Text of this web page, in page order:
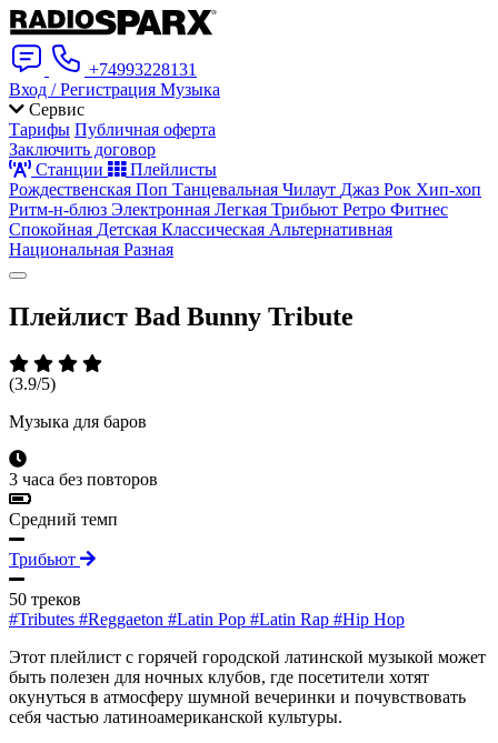
+74993228131
Вход / Регистрация Музыка
Сервис
Тарифы Публичная оферта
Заключить договор
Станции
Плейлисты
Рождественская Поп Танцевальная Чилаут Джаз Рок Хип-хоп
Ритм-н-блюз Электронная Легкая Трибьют Ретро Фитнес
Спокойная Детская Классическая Альтернативная
Национальная Разная
Плейлист Bad Bunny Tribute
(3.9/5)
Музыка для баров
3 часа без повторов
Средний темп
Трибьют
50 треков
#Tributes #Reggaeton #Latin Pop #Latin Rap #Hip Hop
Этот плейлист с горячей городской латинской музыкой может
быть полезен для ночных клубов, где посетители хотят
окунуться в атмосферу шумной вечеринки и почувствовать
себя частью латиноамериканской культуры.